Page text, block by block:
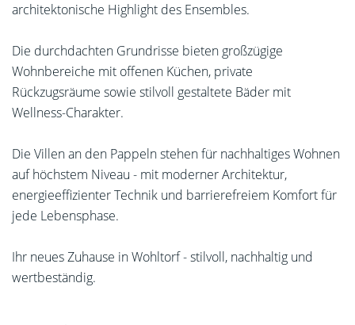
architektonische Highlight des Ensembles.
Die durchdachten Grundrisse bieten großzügige
Wohnbereiche mit offenen Küchen, private
Rückzugsräume sowie stilvoll gestaltete Bäder mit
Wellness-Charakter.
Die Villen an den Pappeln stehen für nachhaltiges Wohnen
auf höchstem Niveau - mit moderner Architektur,
energieeffizienter Technik und barrierefreiem Komfort für
jede Lebensphase.
Ihr neues Zuhause in Wohltorf - stilvoll, nachhaltig und
wertbeständig.